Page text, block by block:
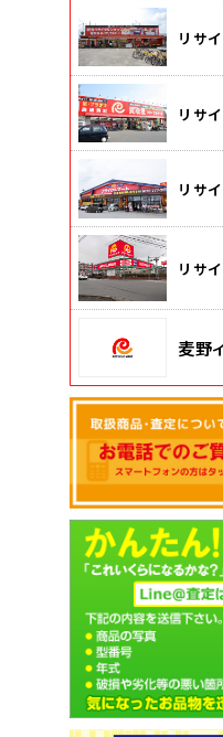
リサ
リサ
リサ
リサ
麦野